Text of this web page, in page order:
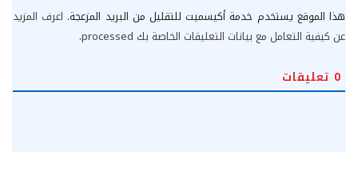
هذا الموقع يستخدم خدمة أكيسميت للتقليل من البريد المزعجة. اعرف المزيد
عن كيفية التعامل مع بيانات التعليقات الخاصة بك processed
.
0 تعليقات